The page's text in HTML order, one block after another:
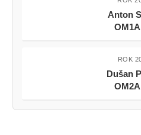
Anton
ROK
Dušan